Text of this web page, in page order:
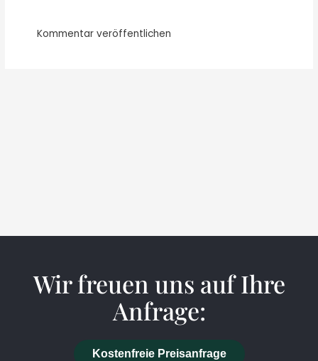
Wir freuen uns auf Ihre
Anfrage:
Kostenfreie Preisanfrage